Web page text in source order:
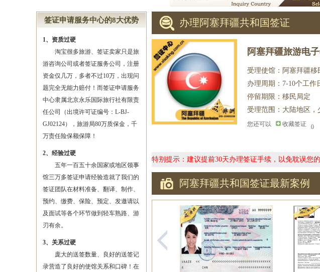
签证申请服务中心的8大优势
1、资质过硬
淘宝很多旅游、签证卖家只是旅
游咨询公司或者签证服务公司，注册
资金仅几万，多者不过10万，出现问
题完全无能力赔付！而签证申请服务
中心隶属北京永乐国际旅行社有限责
任公司（出境许可证编号：L-BJ-
GJ02124），旅游局80万质保金，千
万责任险保额保障！
2、经验过硬
五年一百五十余国家或地区领事
馆三万多签证申请经验造就了我们的
签证团队在材料准备、翻译、制作、
预约、缴费、保险、预定、发邀请以
及面试等各个环节做到轻车熟路、游
刃有余。
3、关系过硬
庞大的送签数量、良好的送签记
录营造了良好的使馆关系和口碑！在
办理阿塞拜疆共和国签证
阿塞拜疆旅游电
受理使馆：阿塞拜疆移
办理周期：7-10个工作
停留期限：移民局定
受理范围：大陆地区，
您还可以 收藏签证 0
特别提示：建议提前30天办理签证手续，以免耽误您
阿塞拜疆共和国签证最新案例